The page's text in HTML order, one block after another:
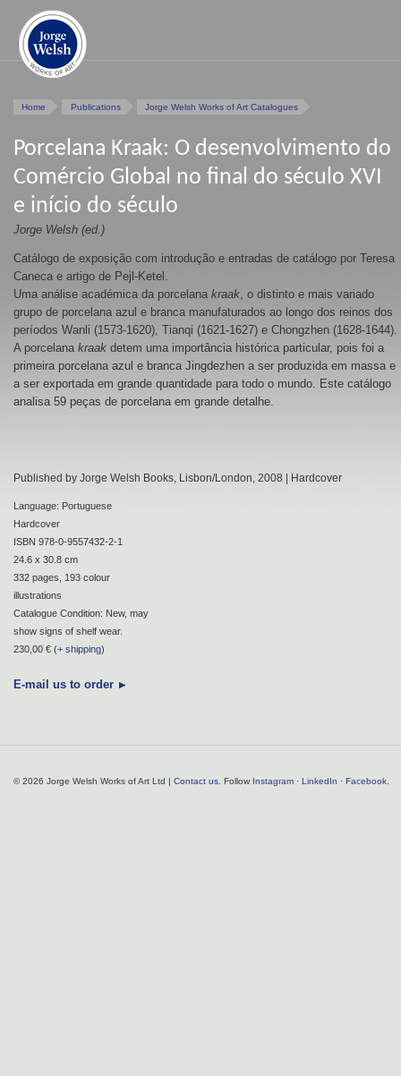
Home Publications Jorge Welsh Works of Art Catalogues
Porcelana Kraak: O desenvolvimento do
Comércio Global no final do século XVI
e início do século
Jorge Welsh (ed.)
Catálogo de exposição com introdução e entradas de catálogo por Teresa
Caneca e artigo de Pejl-Ketel.
Uma análise académica da porcelana kraak , o distinto e mais variado
grupo de porcelana azul e branca manufaturados ao longo dos reinos dos
períodos Wanli (1573-1620), Tianqi (1621-1627) e Chongzhen (1628-1644).
A porcelana kraak detem uma importância histórica particular, pois foi a
primeira porcelana azul e branca Jingdezhen a ser produzida em massa e
a ser exportada em grande quantidade para todo o mundo. Este catálogo
analisa 59 peças de porcelana em grande detalhe.
Published by Jorge Welsh Books, Lisbon/London, 2008 | Hardcover
Language: Portuguese
Hardcover
ISBN 978-0-9557432-2-1
24.6 x 30.8 cm
332 pages, 193 colour
illustrations
Catalogue Condition: New, may
show signs of shelf wear.
230,00 € (+ shipping)
E-mail us to order
© 2026 Jorge Welsh Works of Art Ltd | Contact us . Follow Instagram · LinkedIn · Facebook